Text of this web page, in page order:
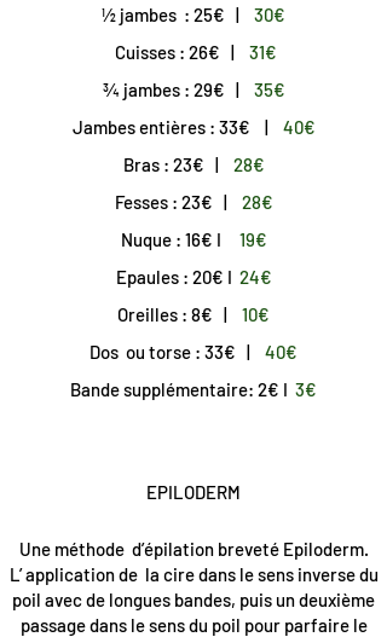
½ jambes : 25€ | 30€
Cuisses : 26€ | 31€
¾ jambes : 29€ | 35€
Jambes entières : 33€ | 40€
Bras : 23€ | 28€
Fesses : 23€ | 28€
Nuque : 16€ I 19€
Epaules : 20€ I 24€
Oreilles : 8€ | 10€
Dos ou torse : 33€ | 40€
Bande supplémentaire: 2€ I 3€
EPILODERM
Une méthode d’épilation breveté Epiloderm.
L’ application de la cire dans le sens inverse du
poil avec de longues bandes, puis un deuxième
passage dans le sens du poil pour parfaire le